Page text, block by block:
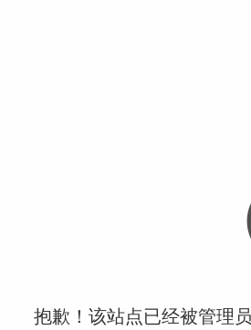
抱歉！该站点已经被管理